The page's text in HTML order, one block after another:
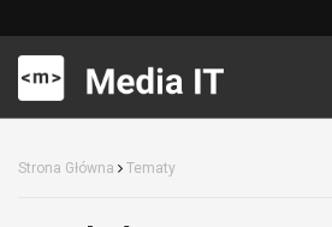
Strona Główna Tematy